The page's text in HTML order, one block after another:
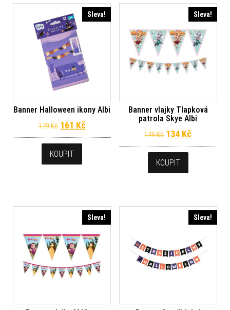
Sleva!
Banner Halloween ikony Albi
179Kč Původní cena byla: 179 Kč.
161 KčAktuální cena je: 161 Kč.
KOUPIT
Sleva!
Banner vlajky Tlapková
patrola Skye Albi
149Kč Původní cena
134 Kč
KOUPIT
Sleva! Sleva!